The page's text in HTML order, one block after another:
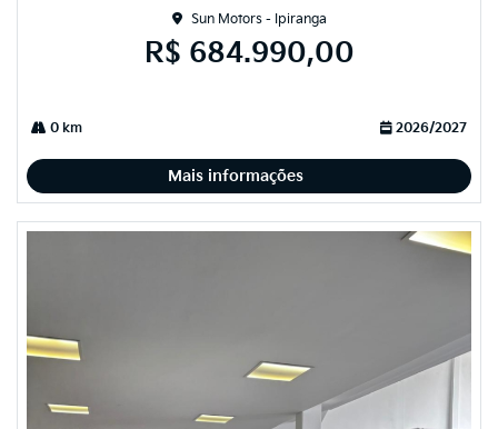
Sun Motors - Ipiranga
R$ 684.990,00
0 km 2026/2027
Mais informações